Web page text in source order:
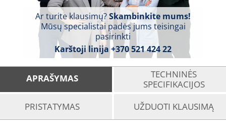
Ar turite klausimų?Skambinkite mums!
Mūsų specialistai padės jums teisingai
pasirinkti
Karštoji linija +370 521 424 22
APRAŠYMAS
TECHNINĖS
SPECIFIKACIJOS
PRISTATYMAS
UŽDUOTI KLAUSIMĄ